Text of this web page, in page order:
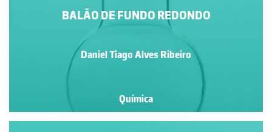
BALÃO DE FUNDO REDONDO
Daniel Tiago Alves Ribeiro
Química